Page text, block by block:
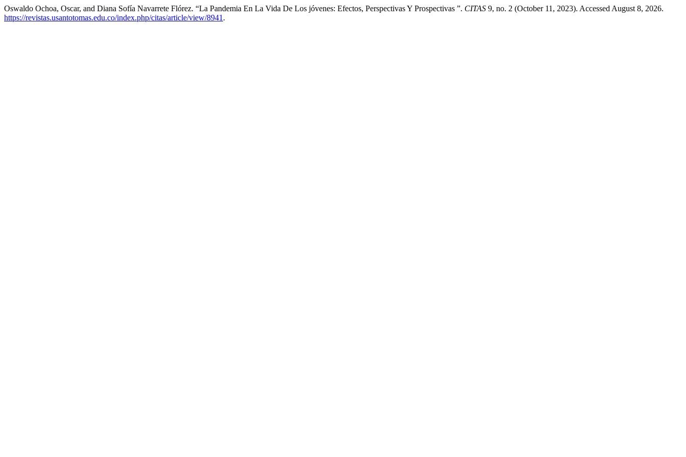
Oswaldo Ochoa, Oscar, and Diana Sofía Navarrete Flórez. “La Pandemia En La Vida De Los jóvenes: Efectos, Perspectivas Y Prospectivas ”. CITAS 9, no. 2 (October 11, 2023). Accessed August 8, 2026.
https://revistas.usantotomas.edu.co/index.php/citas/article/view/8941 .